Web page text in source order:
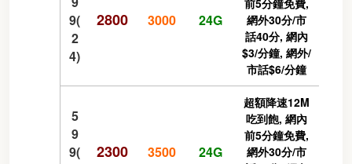
9(
2
4)
2800 3000 24G
網外30分/市
話40分, 網內
$3/分鐘, 網外/
市話$6/分鐘
5
9
9(
2300 3500 24G
超額降速12M
吃到飽, 網內
前5分鐘免費,
網外30分/市